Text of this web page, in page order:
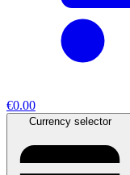
€0.00
Currency selector